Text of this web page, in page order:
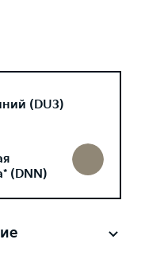
(DU3)
(DNN)